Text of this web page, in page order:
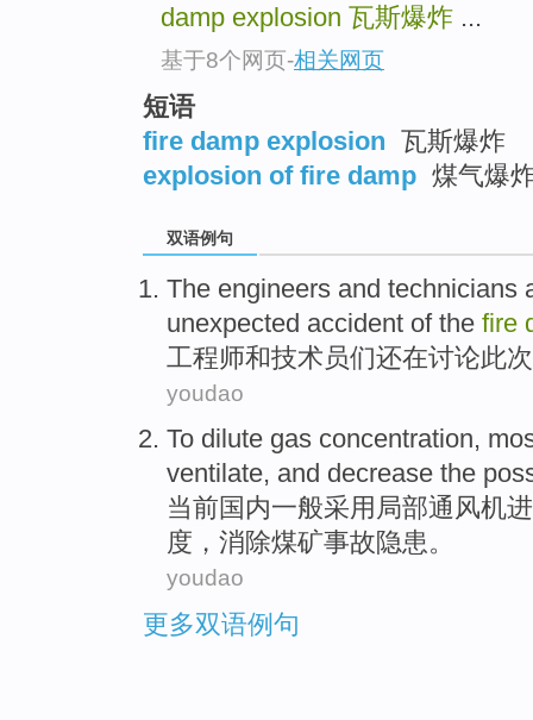
damp explosion 瓦斯爆炸 ...
基于8个网页-相关网页
短语
fire damp explosion 瓦斯爆炸
explosion of fire damp 煤气爆
双语例句
The engineers and technicians
unexpected accident of the fire
工程师和技术员们还在讨论此次
youdao
To dilute gas concentration,
ventilate, and decrease the
当前国内一般采用 局部通风机
度 ，消除煤矿事故隐患。
youdao
更多双语例句